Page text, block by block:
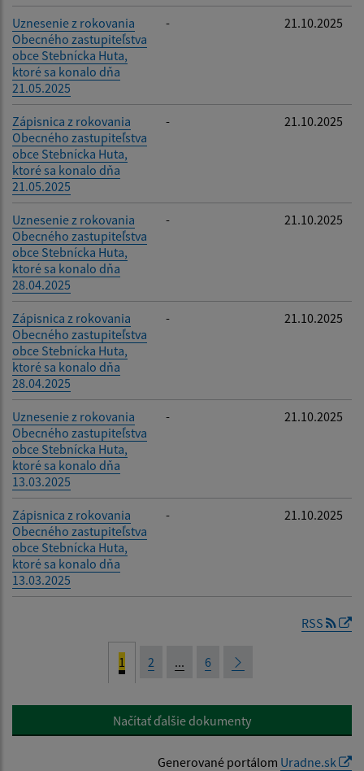
Uznesenie z rokovania
Obecného zastupiteľstva
obce Stebnícka Huta,
ktoré sa konalo dňa
21.05.2025
- 21.10.2025
Zápisnica z rokovania
Obecného zastupiteľstva
obce Stebnícka Huta,
ktoré sa konalo dňa
21.05.2025
- 21.10.2025
Uznesenie z rokovania
Obecného zastupiteľstva
obce Stebnícka Huta,
ktoré sa konalo dňa
28.04.2025
- 21.10.2025
Zápisnica z rokovania
Obecného zastupiteľstva
obce Stebnícka Huta,
ktoré sa konalo dňa
28.04.2025
- 21.10.2025
Uznesenie z rokovania
Obecného zastupiteľstva
obce Stebnícka Huta,
ktoré sa konalo dňa
13.03.2025
- 21.10.2025
Zápisnica z rokovania
Obecného zastupiteľstva
obce Stebnícka Huta,
ktoré sa konalo dňa
13.03.2025
- 21.10.2025
RSS
1 2 ... 6
Načítať ďalšie dokumenty
Generované portálom Uradne.sk